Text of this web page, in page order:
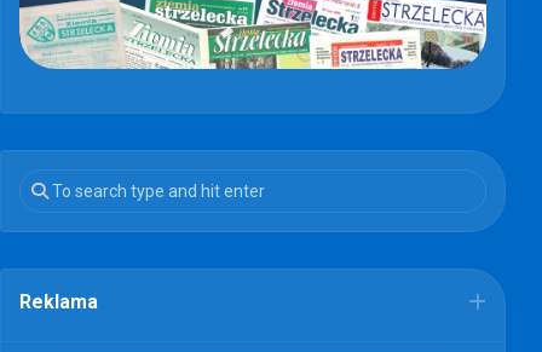
Reklama